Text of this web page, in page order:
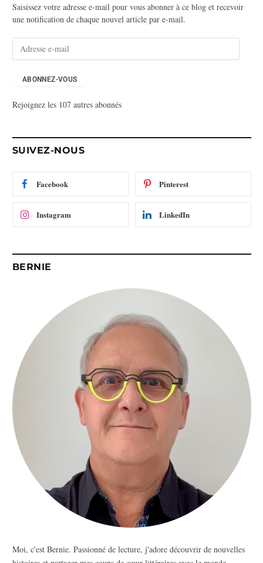
Saisissez votre adresse e-mail pour vous abonner à ce blog et recevoir
une notification de chaque nouvel article par e-mail.
s
-
m
ABONNEZ-VOUS
Rejoignez les 107 autres abonnés
SUIVEZ-NOUS
Facebook Pinterest
Instagram LinkedIn
BERNIE
Moi, c'est Bernie. Passionné de lecture, j'adore découvrir de nouvelles